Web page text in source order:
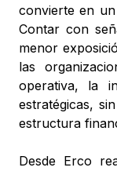
convierte en
Contar con
menor
las
operativa, la
estratégicas,
estructura
Desde Erco